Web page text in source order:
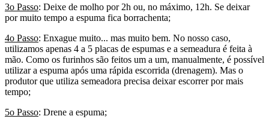
3o Passo: Deixe de molho por 2h ou, no máximo, 12h. Se deixar
por muito tempo a espuma fica borrachenta;
4o Passo: Enxague muito... mas muito bem. No nosso caso,
utilizamos apenas 4 a 5 placas de espumas e a semeadura é feita à
mão. Como os furinhos são feitos um a um, manualmente, é possível
utilizar a espuma após uma rápida escorrida (drenagem). Mas o
produtor que utiliza semeadora precisa deixar escorrer por mais
tempo;
5o Passo: Drene a espuma;